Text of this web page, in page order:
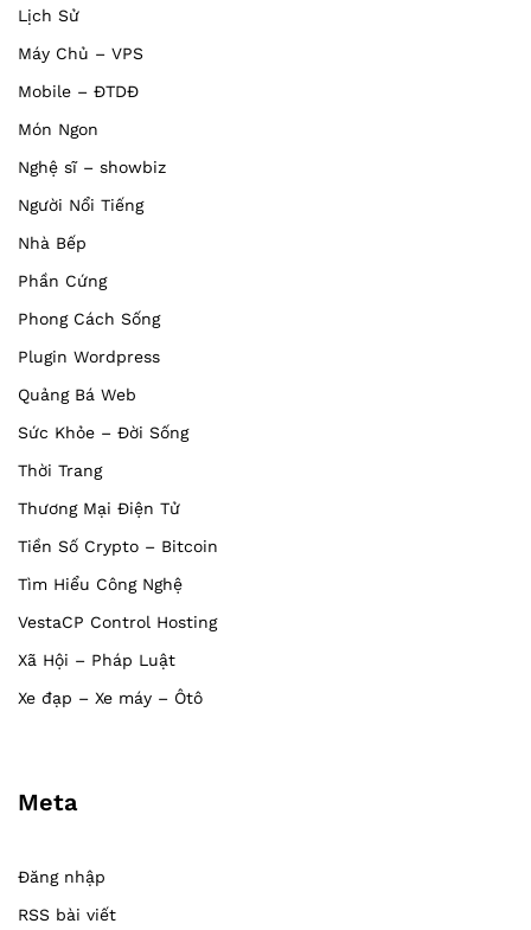
Lịch Sử
Máy Chủ – VPS
Mobile – ĐTDĐ
Món Ngon
Nghệ sĩ – showbiz
Người Nổi Tiếng
Nhà Bếp
Phần Cứng
Phong Cách Sống
Plugin Wordpress
Quảng Bá Web
Sức Khỏe – Đời Sống
Thời Trang
Thương Mại Điện Tử
Tiền Số Crypto – Bitcoin
Tìm Hiểu Công Nghệ
VestaCP Control Hosting
Xã Hội – Pháp Luật
Xe đạp – Xe máy – Ôtô
Meta
Đăng nhập
RSS bài viết